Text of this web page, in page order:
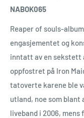
NABOK065
Reaper of souls-
engasjementet og
inntatt av en sekstett
oppfostret på Iron
tatoverte karene ble
utland, noe som
liveband i 2006,